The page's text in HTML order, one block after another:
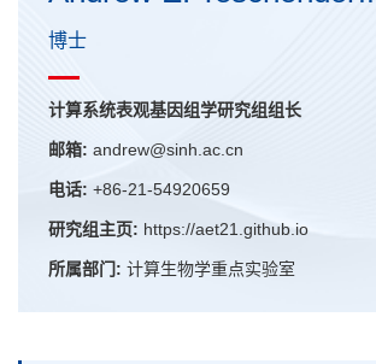
博士
计算系统表观基因组学研究组组长
邮箱: andrew@sinh.ac.cn
电话: +86-21-54920659
研究组主页: https://aet21.github.io
所属部门: 计算生物学重点实验室